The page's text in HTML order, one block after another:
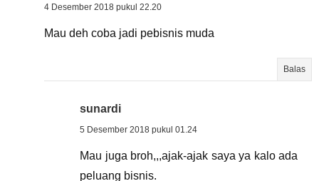
4 Desember 2018 pukul 22.20
Mau deh coba jadi pebisnis muda
Balas
sunardi
5 Desember 2018 pukul 01.24
Mau juga broh,,,ajak-ajak saya ya kalo ada
peluang bisnis.